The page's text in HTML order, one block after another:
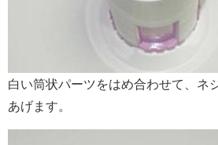
白い筒状パーツをはめ合わせて、ネ
あげます。